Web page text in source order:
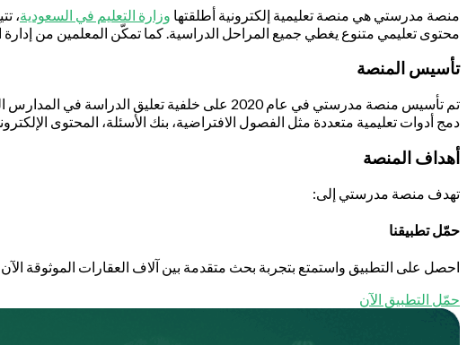
منصة مدرستي هي منصة تعليمية إلكترونية أطلقتها وزارة التعليم في السعودية
محتوى تعليمي متنوع يغطي جميع المراحل الدراسية. كما تمكّن المعلمين من إدارة
تأسيس المنصة
تم تأسيس منصة مدرستي في عام 2020 على خلفية
دمج أدوات تعليمية متعددة مثل الفصول الافتراضية، بنك الأسئلة، المحتوى
أهداف المنصة
تهدف منصة مدرستي إلى:
حمّل تطبيقنا
احصل على التطبيق واستمتع بتجربة بحث متقدمة بين آلاف العقارات الموثوقة
حمّل التطبيق الآن